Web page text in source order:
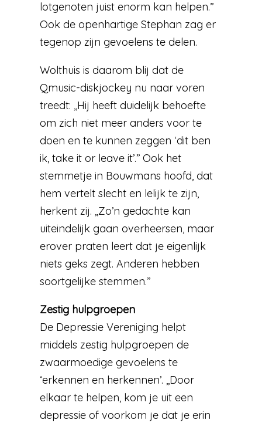
lotgenoten juist enorm kan helpen.’’
Ook de openhartige Stephan zag er
tegenop zijn gevoelens te delen.
Wolthuis is daarom blij dat de
Qmusic-diskjockey nu naar voren
treedt: ,,Hij heeft duidelijk behoefte
om zich niet meer anders voor te
doen en te kunnen zeggen ‘dit ben
ik, take it or leave it’.’’ Ook het
stemmetje in Bouwmans hoofd, dat
hem vertelt slecht en lelijk te zijn,
herkent zij. ,,Zo’n gedachte kan
uiteindelijk gaan overheersen, maar
erover praten leert dat je eigenlijk
niets geks zegt. Anderen hebben
soortgelijke stemmen.’’
Zestig hulpgroepen
De Depressie Vereniging helpt
middels zestig hulpgroepen de
zwaarmoedige gevoelens te
‘erkennen en herkennen’. ,,Door
elkaar te helpen, kom je uit een
depressie of voorkom je dat je erin